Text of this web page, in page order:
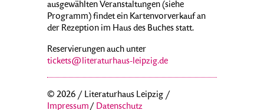
ausgewählten Veranstaltungen (siehe
Programm) findet ein Kartenvorverkauf an
der Rezeption im Haus des Buches statt.
Reservierungen auch unter
tickets@literaturhaus-leipzig.de
© 2026 / Literaturhaus Leipzig /
Impressum/ Datenschutz